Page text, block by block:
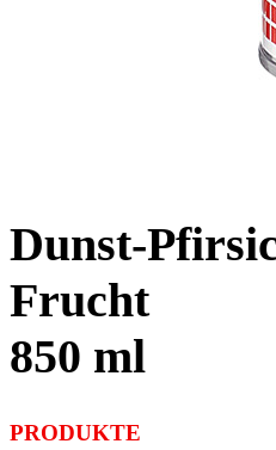
Dunst-
Frucht
850 ml
PRODUKTE